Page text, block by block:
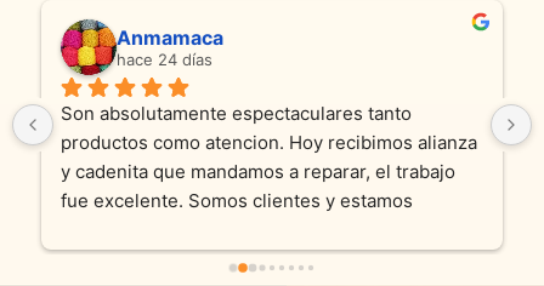
Anmamaca
hace 24 días
Son absolutamente espectaculares tanto
productos como atencion. Hoy recibimos alianza
y cadenita que mandamos a reparar, el trabajo
fue excelente. Somos clientes y estamos